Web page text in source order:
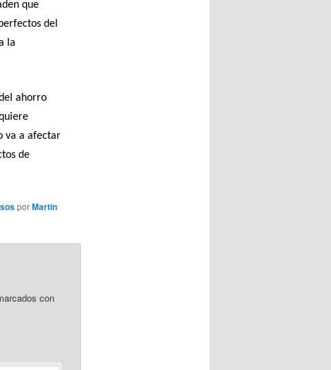
que
del
la
ahorro
va a afectar
de
porMartin
con